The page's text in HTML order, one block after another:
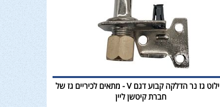
פיילוט גז נר הדלקה קבוע דגם V - מתאים לכיריים גז של
חברת קיטשן ליין